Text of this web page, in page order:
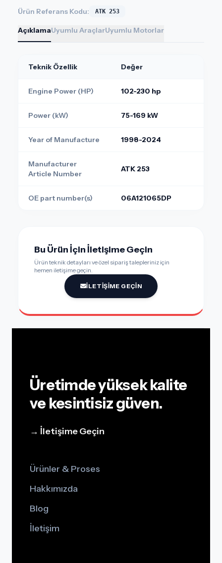
Ürün Referans Kodu: ATK 253
AçıklamaUyumlu AraçlarUyumlu Motorlar
Teknik Özellik Değer
Engine Power (HP) 102-230 hp
Power (kW) 75-169 kW
Year of Manufacture 1998-2024
Manufacturer
Article Number
ATK 253
OE part number(s) 06A121065DP
Bu Ürün İçin İletişime Geçin
Ürün teknik detayları ve özel sipariş talepleriniz için
hemen iletişime geçin.
İLETIŞIME GEÇIN
Üretimde yüksek kalite
ve kesintisiz güven.
→ İletişime Geçin
Ürünler & Proses
Hakkımızda
Blog
İletişim